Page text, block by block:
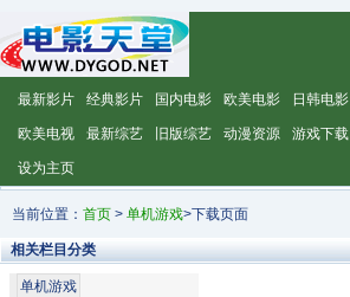
最新影片 经典影片 国内电影 欧美电影 日韩电影
欧美电视 最新综艺 旧版综艺 动漫资源 游戏下载
设为主页
当前位置： 首页 > 单机游戏>下载页面
相关栏目分类
单机游戏